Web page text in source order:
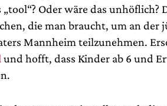
„tool“? Oder wäre das
die man braucht, um an der
Mannheim teilzunehmen.
und hofft, dass Kinder ab 6 und